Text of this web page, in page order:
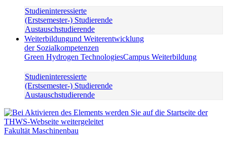
Studieninteressierte
(Erstsemester-) Studierende
Austauschstudierende
Weiterbildungund Weiterentwicklung
der Sozialkompetenzen
Green Hydrogen TechnologiesCampus Weiterbildung
Studieninteressierte
(Erstsemester-) Studierende
Austauschstudierende
Fakultät Maschinenbau